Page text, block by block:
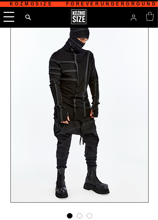
KOZMOSIZE    FOREVERUNDERGROUND